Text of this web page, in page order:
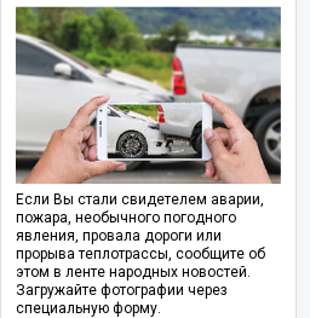
Если Вы стали свидетелем аварии,
пожара, необычного погодного
явления, провала дороги или
прорыва теплотрассы, сообщите об
этом в ленте народных новостей.
Загружайте фотографии через
специальную форму.